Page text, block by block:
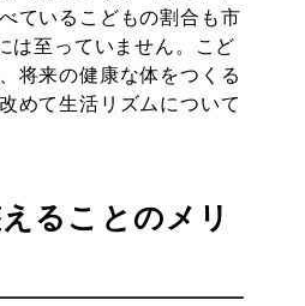
ているこどもの割合も市
は至っていません。こど
将来の健康な体をつくる
めて生活リズムについて
ることのメリ